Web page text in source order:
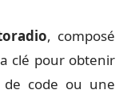
, composé
clé pour obtenir
code ou une